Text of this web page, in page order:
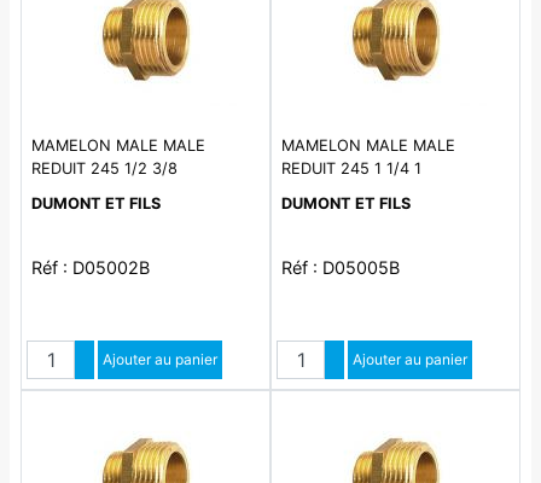
MAMELON MALE MALE
REDUIT 245 1/2 3/8
DUMONT ET FILS
Réf : D05002B
QuantitéAugmenter quantité
Diminuer quantité
Ajouter au panier
MAMELON MALE MALE
REDUIT 245 1 1/4 1
DUMONT ET FILS
Réf : D05005B
QuantitéAugmenter quantité
Diminuer quantité
Ajouter au panier